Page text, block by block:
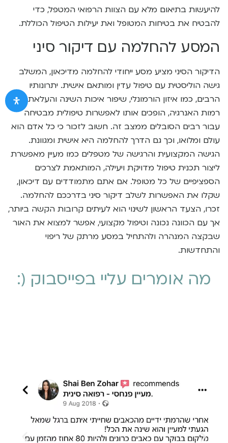
להיעשות בתיאום מלא עם הצוות הרפואי המטפל, כדי
להבטיח את בטיחות המטופל ואת יעילות הטיפול הכוללת.
המסע להחלמה עם דיקור סיני
הדיקור הסיני מציע מסע ייחודי להחלמה מדיכאון, המשלב
גישה הוליסטית עם טיפול עדין ומותאם אישית. יתרונותיו
הרבים, כמו איזון הורמונלי, שיפור איכות השינה והעלאת
רמות האנרגיה, הופכים אותו לאפשרות טיפולית מבטיחה
עבור רבים הסובלים ממצב זה. חשוב לזכור כי כל אדם הוא
עולם ומלואו, וכך גם הדרך להחלמה היא אישית ומגוונת.
הגישה המקצועית והרגישה של מטפלים כמו מעיין מאפשרת
ליצור תכנית טיפול מדויקת ויעילה, המותאמת לצרכים
הספציפיים של כל מטופל. אם אתם מתמודדים עם דיכאון,
שקלו את האפשרות לשלב דיקור סיני בדרככם להחלמה.
זכרו, הצעד הראשון לשינוי הוא לעיתים קרובות הקשה ביותר,
אך עם הכוונה נכונה וטיפול מקצועי, אפשר למצוא את האור
שבקצה המנהרה ולהתחיל במסע מרתק של ריפוי
והתחדשות.
מה אומרים עליי בפייסבוק (: